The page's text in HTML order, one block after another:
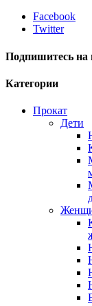
Facebook
Twitter
Подпишитесь на
Категории
Прокат
Дети